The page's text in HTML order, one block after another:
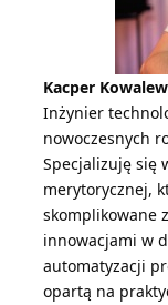
Kacper
Inżynier
nowoczesnych
Specjalizuję się
merytorycznej,
skomplikowane
innowacjami w
automatyzacji
opartą na